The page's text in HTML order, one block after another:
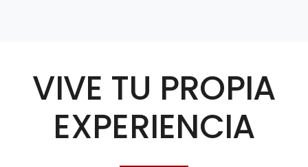
VIVE TU PROPIA
EXPERIENCIA